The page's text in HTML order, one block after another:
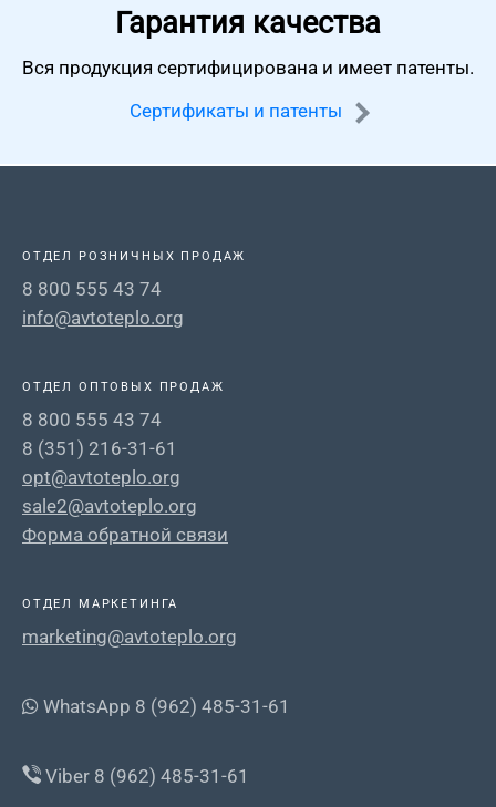
Гарантия качества
Вся продукция сертифицирована и имеет патенты.
Сертификаты и патенты
ОТДЕЛ РОЗНИЧНЫХ ПРОДАЖ
8 800 555 43 74
info@avtoteplo.org
ОТДЕЛ ОПТОВЫХ ПРОДАЖ
8 800 555 43 74
8 (351) 216-31-61
opt@avtoteplo.org
sale2@avtoteplo.org
Форма обратной связи
ОТДЕЛ МАРКЕТИНГА
marketing@avtoteplo.org
WhatsApp 8 (962) 485-31-61
Viber 8 (962) 485-31-61